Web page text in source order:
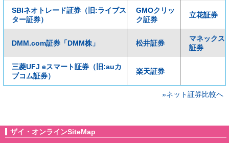
SBIネオトレード証券（旧:ライブス
ター証券）
GMOクリッ
ク証券
立花証券
DMM.com証券「DMM株」 松井証券
マネックス
証券
三菱UFJ eスマート証券（旧:auカ
ブコム証券）
楽天証券
»ネット証券比較へ
ザイ・オンラインSiteMap